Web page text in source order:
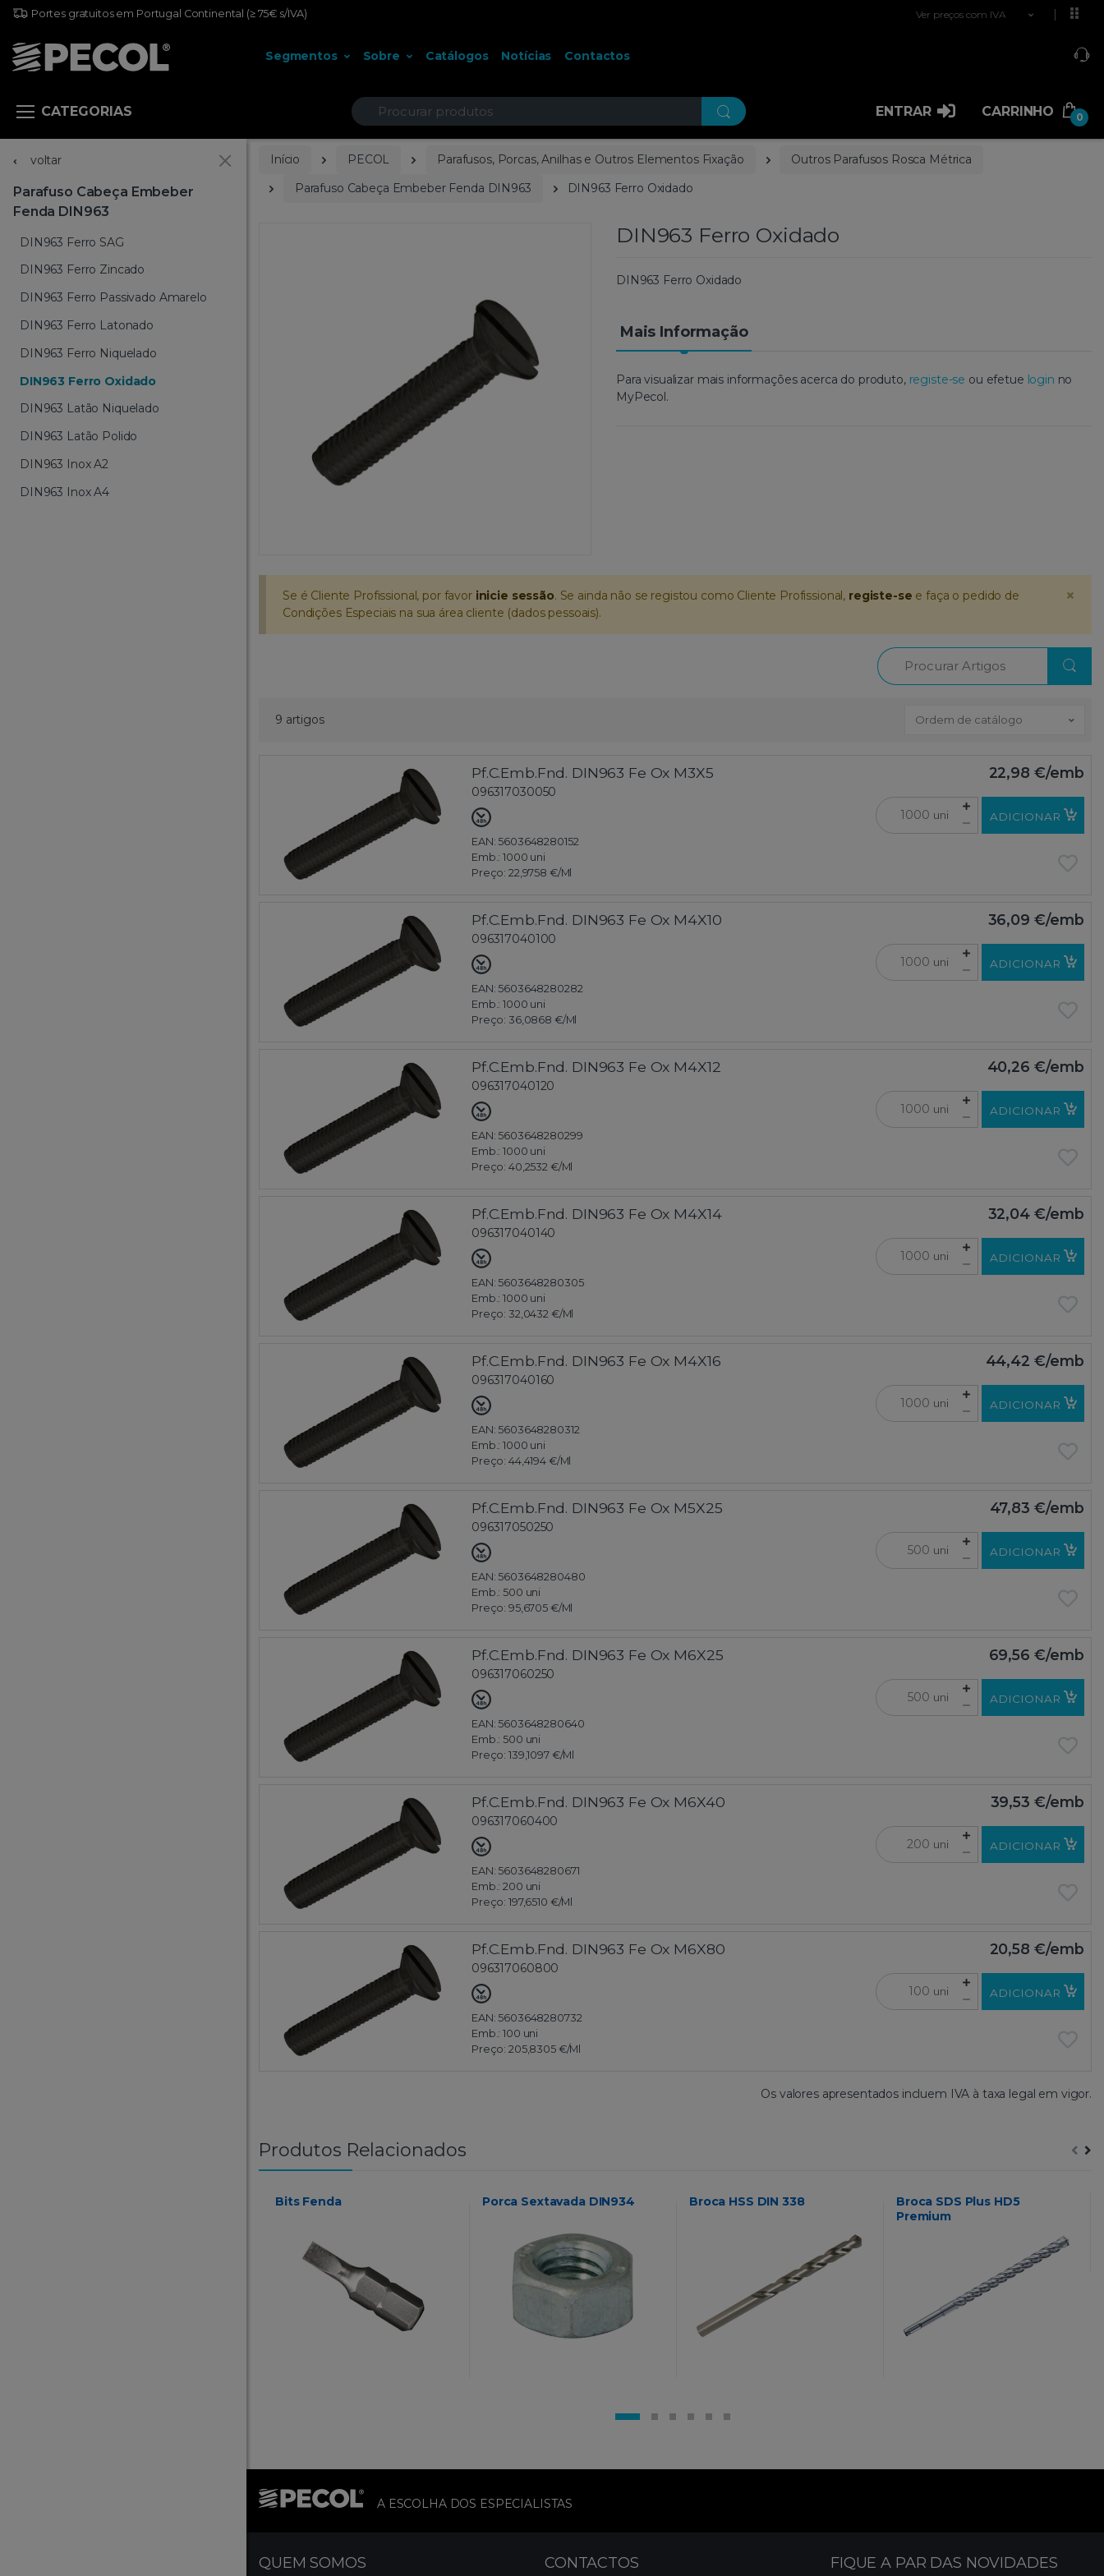
Portes gratuitos em Portugal Continental (≥ 75€ s/IVA) Ver preços com IVA
Segmentos Sobre Catálogos Notícias Contactos
CATEGORIAS Procurar ENTRAR CARRINHO 0
voltar
Parafuso Cabeça Embeber
Fenda DIN963
DIN963 Ferro SAG
DIN963 Ferro Zincado
DIN963 Ferro Passivado Amarelo
DIN963 Ferro Latonado
DIN963 Ferro Niquelado
DIN963 Ferro Oxidado
DIN963 Latão Niquelado
DIN963 Latão Polido
DIN963 Inox A2
DIN963 Inox A4
Início PECOL Parafusos, Porcas, Anilhas e Outros Elementos Fixação
Outros Parafusos Rosca Métrica
Parafuso Cabeça Embeber Fenda DIN963
DIN963 Ferro Oxidado
DIN963 Ferro Oxidado
DIN963 Ferro Oxidado
Mais Informação
Para visualizar mais informações acerca do produto, registe-se ou efetue login no
MyPecol.
×
Se é Cliente Profissional, por favor inicie sessão. Se ainda não se registou como Cliente Profissional, registe-se e faça o pedido de
Condições Especiais na sua área cliente (dados pessoais).
Procurar
9 artigos Ordem de catálogo
Pf.C.Emb.Fnd. DIN963 Fe Ox M3X5
096317030050
EAN: 5603648280152
Emb.:1000 uni
Preço: 22,9758 €/Ml
22,98 €/emb
uni ADICIONAR
Pf.C.Emb.Fnd. DIN963 Fe Ox M4X10
096317040100
EAN: 5603648280282
Emb.:1000 uni
Preço: 36,0868 €/Ml
36,09 €/emb
uni ADICIONAR
Pf.C.Emb.Fnd. DIN963 Fe Ox M4X12
096317040120
EAN: 5603648280299
Emb.:1000 uni
Preço: 40,2532 €/Ml
40,26 €/emb
uni ADICIONAR
Pf.C.Emb.Fnd. DIN963 Fe Ox M4X14
096317040140
EAN: 5603648280305
Emb.:1000 uni
Preço: 32,0432 €/Ml
32,04 €/emb
uni ADICIONAR
Pf.C.Emb.Fnd. DIN963 Fe Ox M4X16
096317040160
EAN: 5603648280312
Emb.:1000 uni
Preço: 44,4194 €/Ml
44,42 €/emb
uni ADICIONAR
Pf.C.Emb.Fnd. DIN963 Fe Ox M5X25
096317050250
EAN: 5603648280480
Emb.:500 uni
Preço: 95,6705 €/Ml
47,83 €/emb
uni ADICIONAR
Pf.C.Emb.Fnd. DIN963 Fe Ox M6X25
096317060250
EAN: 5603648280640
Emb.:500 uni
Preço: 139,1097 €/Ml
69,56 €/emb
uni ADICIONAR
Pf.C.Emb.Fnd. DIN963 Fe Ox M6X40
096317060400
EAN: 5603648280671
Emb.:200 uni
Preço: 197,6510 €/Ml
39,53 €/emb
uni ADICIONAR
Pf.C.Emb.Fnd. DIN963 Fe Ox M6X80
096317060800
EAN: 5603648280732
Emb.:100 uni
Preço: 205,8305 €/Ml
20,58 €/emb
uni ADICIONAR
Os valores apresentados incluem IVA à taxa legal em vigor.
Produtos Relacionados
Bits Fenda Porca Sextavada DIN934 Broca HSS DIN 338
Broca SDS Plus HD5
Premium
A ESCOLHA DOS ESPECIALISTAS
QUEM SOMOS CONTACTOS FIQUE A PAR DAS NOVIDADES